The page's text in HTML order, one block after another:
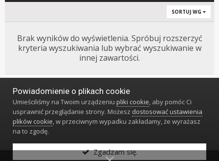
SORTUJ WG
Brak wyników do wyświetlenia. Spróbuj rozszerzyć
kryteria wyszukiwania lub wybrać wyszukiwanie w
innej zawartości.
Język Styl Polityka prywatności
Klub Miłośników Zegarów i Zegarków
Powered by Invision Community
Powiadomienie o plikach cookie
Umieściliśmy na Twoim urządzeniupliki cookie, aby pomóc Ci
usprawnić przeglądanie strony. Możesz dostosować ustawienia
plików cookie, w przeciwnym wypadku zakładamy, że wyrażasz
na to zgodę.
Zgadzam się.